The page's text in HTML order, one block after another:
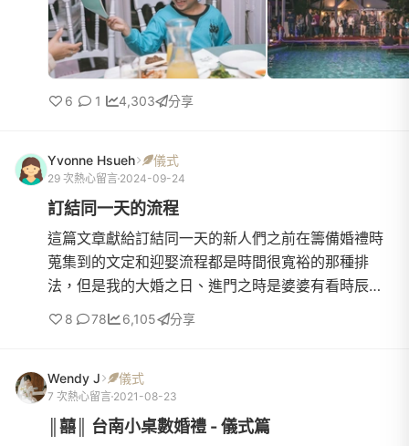
做「勇闖金銀島」，概念來自於廸士尼有部電影-「金
銀島」，還有「小飛俠」裡面彼得潘大戰虎克船長以
及最轟動全球的「神鬼奇航」捷
6 1 4,303 分享
Yvonne Hsueh 儀式
29 次熱心留言 2024-09-24
訂結同一天的流程
這篇文章獻給訂結同一天的新人們之前在籌備婚禮時
蒐集到的文定和迎娶流程都是時間很寬裕的那種排
法，但是我的大婚之日、進門之時是婆婆有看時辰的
QQ 所以我早八文定&amp;十點迎娶(屬於走傳統模式
8 78 6,105 分享
Wendy J 儀式
7 次熱心留言 2021-08-23
║囍║ 台南小桌數婚禮 - 儀式篇